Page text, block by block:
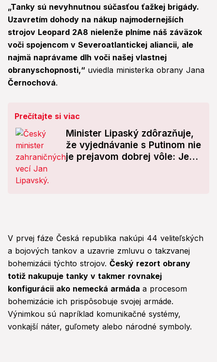
„Tanky sú nevyhnutnou súčasťou ťažkej brigády.
Uzavretím dohody na nákup najmodernejších
strojov Leopard 2A8 nielenže plníme náš záväzok
voči spojencom v Severoatlantickej aliancii, ale
najmä naprávame dlh voči našej vlastnej
obranyschopnosti,“ uviedla ministerka obrany Jana
Černochová.
Prečítajte si viac
Minister Lipaský zdôrazňuje,
že vyjednávanie s Putinom nie
je prejavom dobrej vôle: Je
V prvej fáze Česká republika nakúpi 44 veliteľských
a bojových tankov a uzavrie zmluvu o takzvanej
bohemizácii týchto strojov. Český rezort obrany
totiž nakupuje tanky v takmer rovnakej
konfigurácii ako nemecká armáda a procesom
bohemizácie ich prispôsobuje svojej armáde.
Výnimkou sú napríklad komunikačné systémy,
vonkajší náter, guľomety alebo národné symboly.